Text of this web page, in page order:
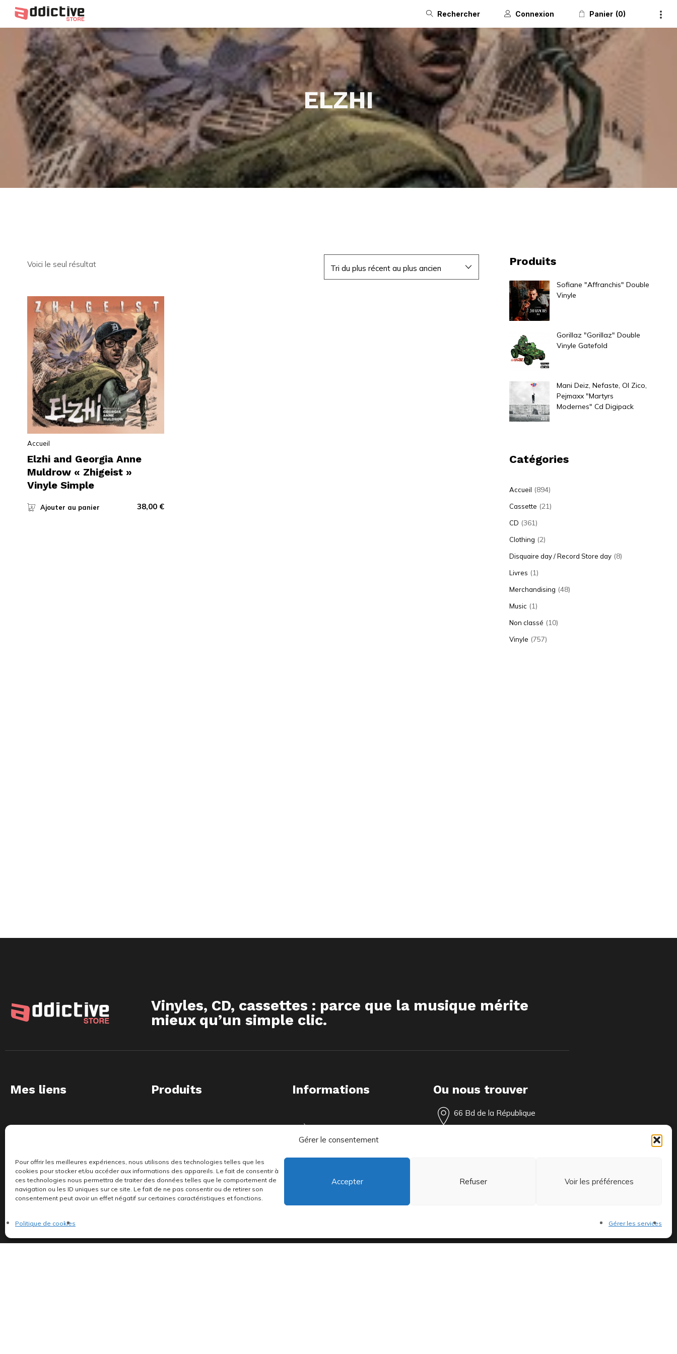
Gérer le consentement
Pour offrir les meilleures expériences, nous utilisons des technologies telles que les
cookies pour stocker et/ou accéder aux informations des appareils. Le fait de consentir à
ces technologies nous permettra de traiter des données telles que le comportement de
navigation ou les ID uniques sur ce site. Le fait de ne pas consentir ou de retirer son
consentement peut avoir un effet négatif sur certaines caractéristiques et fonctions.
Gérer les services
Accepter Refuser Voir les préférences
Politique de cookies
Rechercher Connexion Panier 0
ELZHI
Voici le seul résultat
Accueil
Elzhi and Georgia Anne
Muldrow « Zhigeist »
Vinyle Simple
Ajouter au panier 38,00 €
Produits
Sofiane "Affranchis" Double
Vinyle
Gorillaz "Gorillaz" Double
Vinyle Gatefold
Mani Deiz, Nefaste, Ol Zico,
Pejmaxx "Martyrs
Modernes" Cd Digipack
Catégories
Accueil (894)
Cassette (21)
CD (361)
Clothing (2)
Disquaire day / Record Store day (8)
Livres (1)
Merchandising (48)
Music (1)
Non classé (10)
Vinyle (757)
Vinyles, CD, cassettes : parce que la musique mérite
mieux qu’un simple clic.
Mes liens
Mon panier
Produits
Merchandising
Informations
FAQ
Livraison & Retour
Ou nous trouver
66 Bd de la République